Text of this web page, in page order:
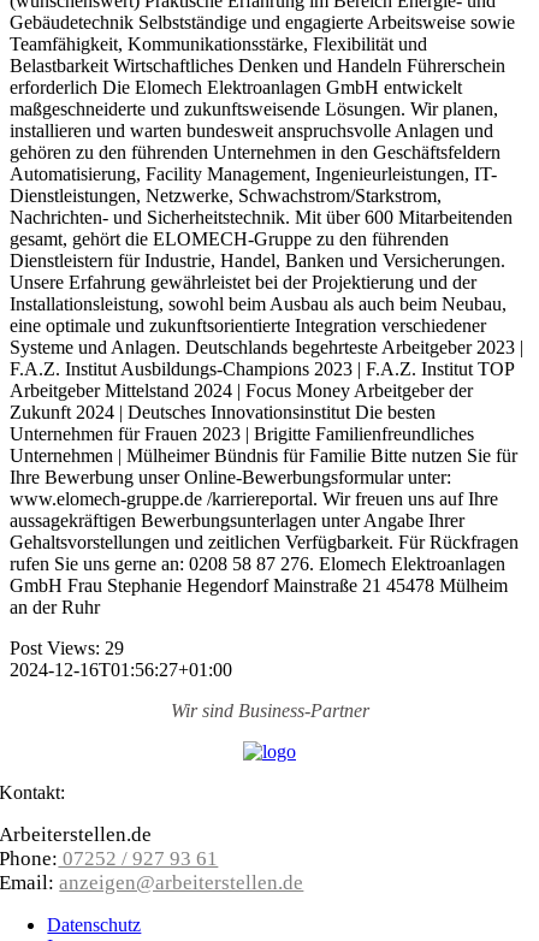
Gebäudetechnik Selbstständige und engagierte Arbeitsweise sowie
Teamfähigkeit, Kommunikationsstärke, Flexibilität und
Belastbarkeit Wirtschaftliches Denken und Handeln Führerschein
erforderlich Die Elomech Elektroanlagen GmbH entwickelt
maßgeschneiderte und zukunftsweisende Lösungen. Wir planen,
installieren und warten bundesweit anspruchsvolle Anlagen und
gehören zu den führenden Unternehmen in den Geschäftsfeldern
Automatisierung, Facility Management, Ingenieurleistungen, IT-
Dienstleistungen, Netzwerke, Schwachstrom/Starkstrom,
Nachrichten- und Sicherheitstechnik. Mit über 600 Mitarbeitenden
gesamt, gehört die ELOMECH-Gruppe zu den führenden
Dienstleistern für Industrie, Handel, Banken und Versicherungen.
Unsere Erfahrung gewährleistet bei der Projektierung und der
Installationsleistung, sowohl beim Ausbau als auch beim Neubau,
eine optimale und zukunftsorientierte Integration verschiedener
Systeme und Anlagen. Deutschlands begehrteste Arbeitgeber 2023 |
F.A.Z. Institut Ausbildungs-Champions 2023 | F.A.Z. Institut TOP
Arbeitgeber Mittelstand 2024 | Focus Money Arbeitgeber der
Zukunft 2024 | Deutsches Innovationsinstitut Die besten
Unternehmen für Frauen 2023 | Brigitte Familienfreundliches
Unternehmen | Mülheimer Bündnis für Familie Bitte nutzen Sie für
Ihre Bewerbung unser Online-Bewerbungsformular unter:
www.elomech-gruppe.de /karriereportal. Wir freuen uns auf Ihre
aussagekräftigen Bewerbungsunterlagen unter Angabe Ihrer
Gehaltsvorstellungen und zeitlichen Verfügbarkeit. Für Rückfragen
rufen Sie uns gerne an: 0208 58 87 276. Elomech Elektroanlagen
GmbH Frau Stephanie Hegendorf Mainstraße 21 45478 Mülheim
an der Ruhr
Post Views: 29
2024-12-16T01:56:27+01:00
Wir sind Business-Partner
Kontakt:
Arbeiterstellen.de
Phone: 07252 / 927 93 61
Email:anzeigen@arbeiterstellen.de
Datenschutz